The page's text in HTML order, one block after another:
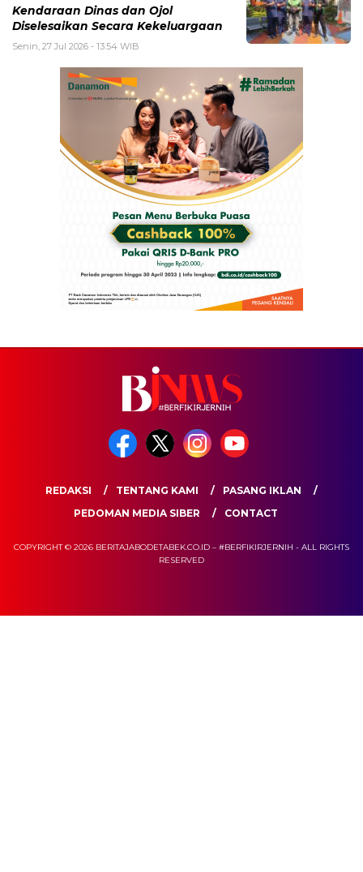
Kendaraan Dinas dan Ojol
Diselesaikan Secara Kekeluargaan
Senin, 27 Jul 2026 - 13:54 WIB
REDAKSI TENTANG KAMI
PASANG IKLAN
PEDOMAN MEDIA SIBER
CONTACT
COPYRIGHT © 2026 BERITAJABODETABEK.CO.ID – #BERFIKIRJERNIH - ALL RIGHTS
RESERVED